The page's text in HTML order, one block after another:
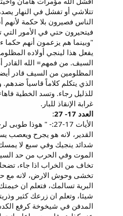
تتلاشي أو تفشل في النهار
الناس فصيرون بلا حكمة
فيتحيرون حتي في الأمور
يفعل هذا لينجي أولاده
السيف. من فمهم= الله القادر
المظلومين من السيف قادر
الذي يتكلم كلاماً قاسياً ضدهم.
للذليل رجاء. وتسد الخطية
غرابة الإنقاذ للبار.
العدد 17- 27
:
الأيات 17-27:- " هوذا
القدير، لانه هو يجرح
شدائد ينجيك وفي سبع لا
الموت وفي الحرب من حد
تخاف من الخراب اذا جاء،
تخشى وحوش الارض، لانه مع
البرية تسالمك، فتعلم ان
شيئا، وتعلم ان زرعك كثير
المدفن في شيخوخة كرفع